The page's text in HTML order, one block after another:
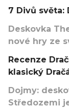
7 Divů světa:
Deskovka
nové hry ze
Recenze
klasický
Dojmy:
Středozemi